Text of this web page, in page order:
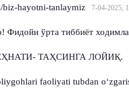
biz-hayotni-tanlaymiz
7-04-2025,
Фидойи ўрта тиббиёт
ТАҲСИНГА ЛОЙИҚ.
faoliyati tubdan